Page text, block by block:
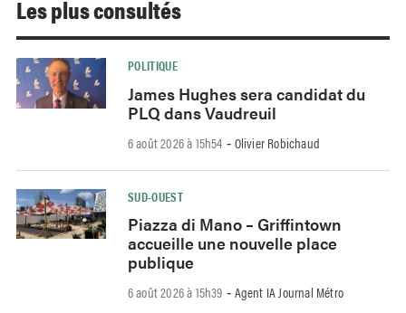
Les plus consultés
POLITIQUE
James Hughes sera candidat du
PLQ dans Vaudreuil
6 août 2026 à 15h54 - Olivier Robichaud
SUD-OUEST
Piazza di Mano – Griffintown
accueille une nouvelle place
publique
6 août 2026 à 15h39 - Agent IA Journal Métro